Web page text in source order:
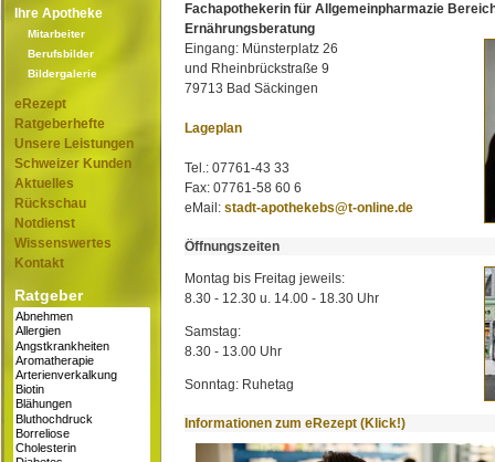
Ihre Apotheke
Mitarbeiter
Berufsbilder
Bildergalerie
eRezept
Ratgeberhefte
Unsere Leistungen
Schweizer Kunden
Aktuelles
Rückschau
Notdienst
Wissenswertes
Kontakt
Ratgeber
Fachapothekerin für Allgemeinpharmazie
Ernährungsberatung
Eingang: Münsterplatz 26
und Rheinbrückstraße 9
79713 Bad Säckingen
Lageplan
Tel.: 07761-43 33
Fax: 07761-58 60 6
eMail: stadt-apothekebs@t-online.de
Öffnungszeiten
Montag bis Freitag jeweils:
8.30 - 12.30 u. 14.00 - 18.30 Uhr
Samstag:
8.30 - 13.00 Uhr
Sonntag: Ruhetag
Informationen zum eRezept (Klick!)